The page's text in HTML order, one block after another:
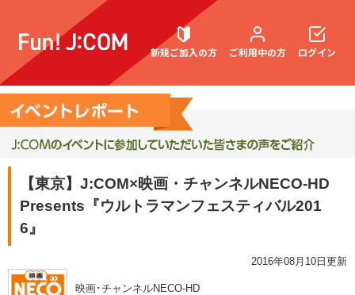
新規ご加入の方 ご利用中の方
契約内容確認・変更
お困りごと解決・よくあるご質問
ログイン
【東京】J:COM×映画・チャンネルNECO-HD
Presents『ウルトラマンフェスティバル201
6』
2016年08月10日更新
映画･チャンネルNECO-HD